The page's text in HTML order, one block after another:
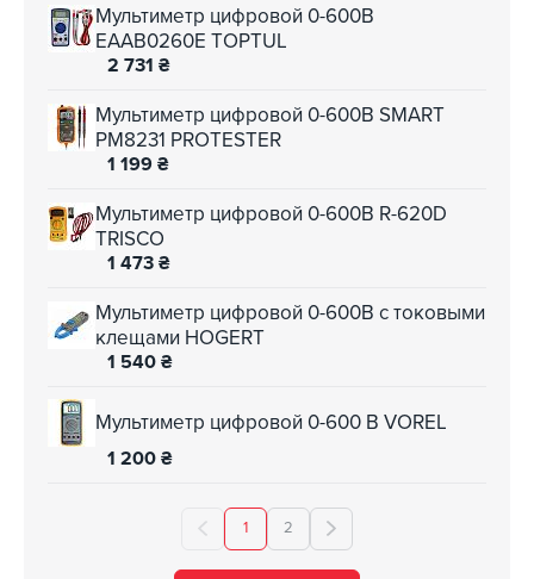
Мультиметр цифровой 0-600В
EAAB0260E TOPTUL
2 731 ₴
Мультиметр цифровой 0-600В SMART
PM8231 PROTESTER
1 199 ₴
Мультиметр цифровой 0-600В R-620D
TRISCO
1 473 ₴
Мультиметр цифровой 0-600В с токовыми
клещами HOGERT
1 540 ₴
Мультиметр цифровой 0-600 В VOREL
1 200 ₴
1 2